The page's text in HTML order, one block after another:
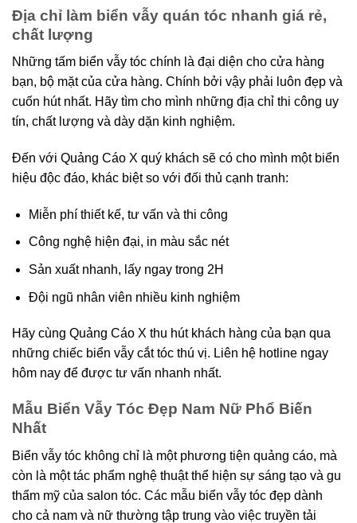
Địa chỉ làm biển vẫy quán tóc nhanh giá rẻ,
chất lượng
Những tấm biển vẫy tóc chính là đại diện cho cửa hàng
bạn, bộ mặt của cửa hàng. Chính bởi vậy phải luôn đẹp và
cuốn hút nhất. Hãy tìm cho mình những địa chỉ thi công uy
tín, chất lượng và dày dặn kinh nghiệm.
Đến với Quảng Cáo X quý khách sẽ có cho mình một biển
hiệu độc đáo, khác biệt so với đối thủ cạnh tranh:
Miễn phí thiết kế, tư vấn và thi công
Công nghệ hiện đại, in màu sắc nét
Sản xuất nhanh, lấy ngay trong 2H
Đội ngũ nhân viên nhiều kinh nghiệm
Hãy cùng Quảng Cáo X thu hút khách hàng của bạn qua
những chiếc biển vẫy cắt tóc thú vị. Liên hệ hotline ngay
hôm nay để được tư vấn nhanh nhất.
Mẫu Biển Vẫy Tóc Đẹp Nam Nữ Phổ Biến
Nhất
Biển vẫy tóc không chỉ là một phương tiện quảng cáo, mà
còn là một tác phẩm nghệ thuật thể hiện sự sáng tạo và gu
thẩm mỹ của salon tóc. Các mẫu biển vẫy tóc đẹp dành
cho cả nam và nữ thường tập trung vào việc truyền tải